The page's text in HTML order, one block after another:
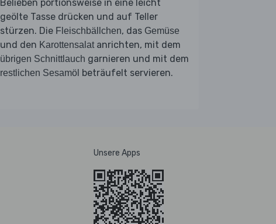
Belieben portionsweise in eine leicht
geölte Tasse drücken und auf Teller
stürzen. Die Fleischbällchen, das Gemüse
und den Karottensalat anrichten, mit dem
übrigen Schnittlauch garnieren und mit dem
restlichen Sesamöl beträufelt servieren.
Unsere Apps